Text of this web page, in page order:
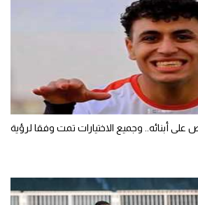
أبنائه.. وجميع الاختيارات تمت وفقا لرؤية